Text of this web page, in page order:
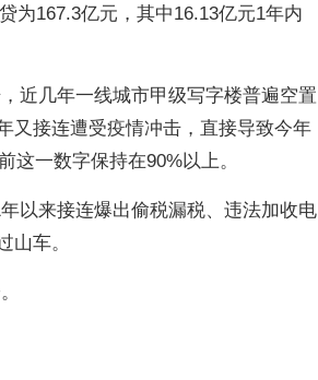
为167.3亿元，其中16.13亿元1年内
近几年一线城市甲级写字楼普遍空置
又接连遭受疫情冲击，直接导致今年
这一数字保持在90%以上。
以来接连爆出偷税漏税、违法加收电
山车。